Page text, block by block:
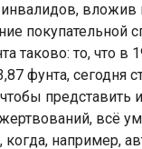
вложив
покупательной
таково: то, что в
фунта, сегодня
представить
всё
например,